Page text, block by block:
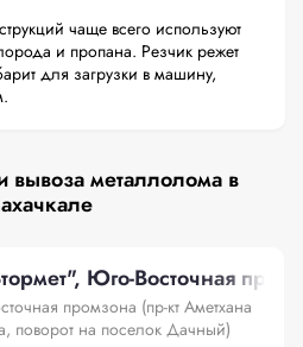
чаще всего используют
и пропана. Резчик режет
для загрузки в машину,
вывоза металлолома в
Юго-Восточная
промзона (пр-кт Аметхана
поворот на поселок Дачный)